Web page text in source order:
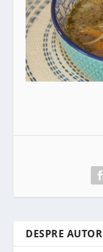
DESPRE AUTOR